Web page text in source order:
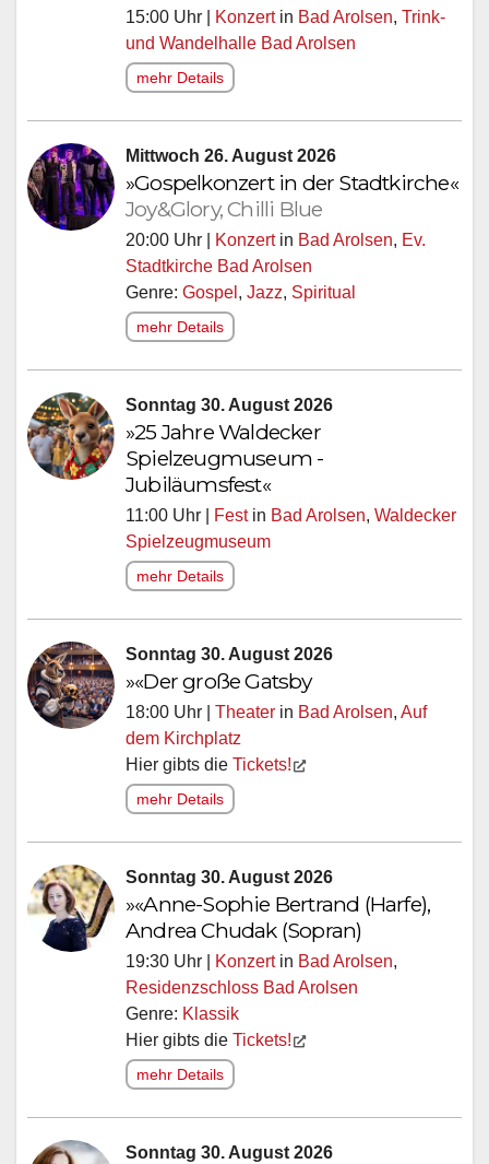
15:00 Uhr | Konzertin Bad Arolsen, Trink-
und Wandelhalle Bad Arolsen
mehr Details
Mittwoch 26. August 2026
»Gospelkonzert in der Stadtkirche«
Joy&Glory, Chilli Blue
20:00 Uhr | Konzertin Bad Arolsen, Ev.
Stadtkirche Bad Arolsen
Genre: Gospel , Jazz, Spiritual
mehr Details
Sonntag 30. August 2026
»25 Jahre Waldecker
Spielzeugmuseum -
Jubiläumsfest«
11:00 Uhr | Festin Bad Arolsen, Waldecker
Spielzeugmuseum
mehr Details
Sonntag 30. August 2026
»«Der große Gatsby
18:00 Uhr | Theater in Bad Arolsen, Auf
dem Kirchplatz
Hier gibts die Tickets!
mehr Details
Sonntag 30. August 2026
»«Anne-Sophie Bertrand (Harfe),
Andrea Chudak (Sopran)
19:30 Uhr | Konzertin Bad Arolsen,
Residenzschloss Bad Arolsen
Genre: Klassik
Hier gibts die Tickets!
mehr Details
Sonntag 30. August 2026